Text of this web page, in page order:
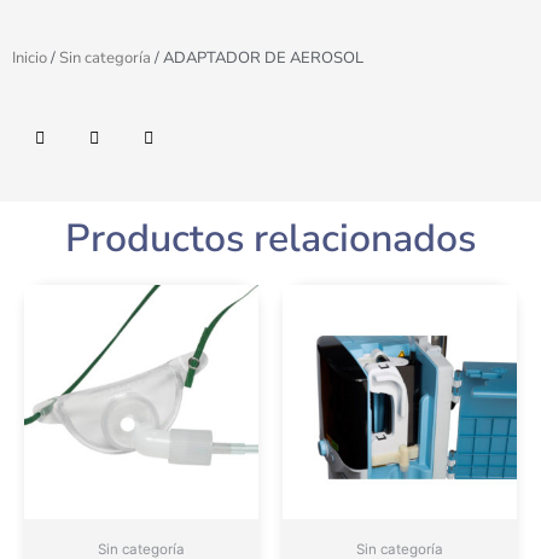
Inicio/ Sin categoría / ADAPTADOR DE AEROSOL
Productos relacionados
Sin categoría Sin categoría